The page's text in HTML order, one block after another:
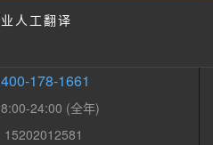
人工翻译
400-178-1661
24:00 (全年)